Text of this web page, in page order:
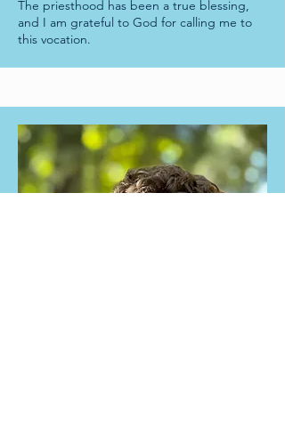
The priesthood has been a true blessing,
and I am grateful to God for calling me to
this vocation.